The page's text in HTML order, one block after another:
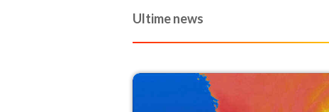
Ultime news